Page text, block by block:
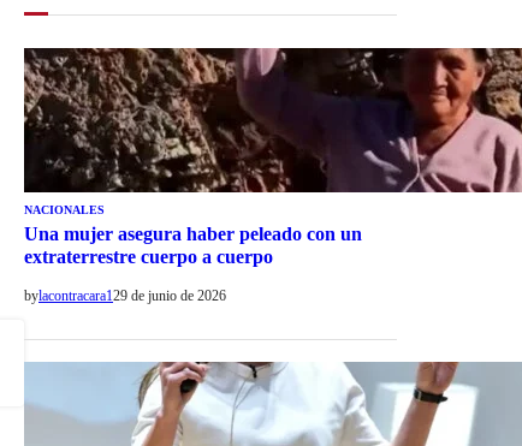
NACIONALES
Una mujer asegura haber peleado con un
extraterrestre cuerpo a cuerpo
bylacontracara129 de junio de 2026